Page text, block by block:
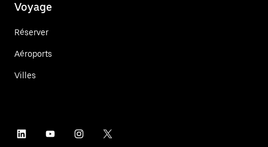
Voyage
Réserver
Aéroports
Villes